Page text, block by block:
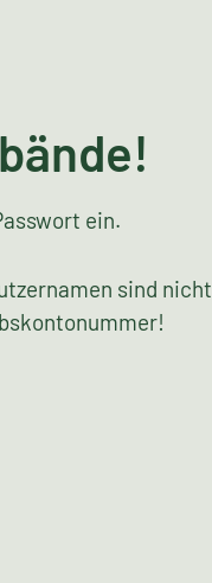
ein.
sind nicht